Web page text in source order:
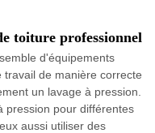
toiture professionnel
d'équipements
de manière correcte
un lavage à pression.
pression pour différentes
aussi utiliser des